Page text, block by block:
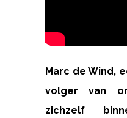
Marc de Wind,
volger van
zichzelf